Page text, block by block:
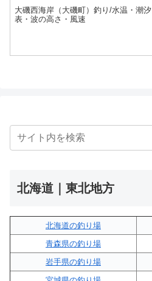
大磯西海岸（大磯町）釣り/水温・潮汐
表・波の高さ・風速
北海道｜東北地方
北海道の釣り場
青森県の釣り場
岩手県の釣り場